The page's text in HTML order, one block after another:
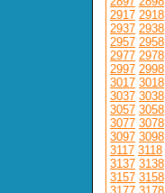
2917 2918
2937 2938
2957 2958
2977 2978
2997 2998
3017 3018
3037 3038
3057 3058
3077 3078
3097 3098
3117 3118
3137 3138
3157 3158